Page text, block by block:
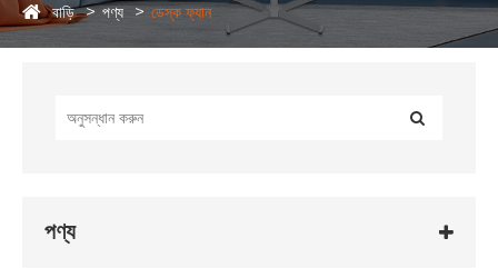
বাড়ি পণ্য ডেস্ক ফ্যান
পণ্য